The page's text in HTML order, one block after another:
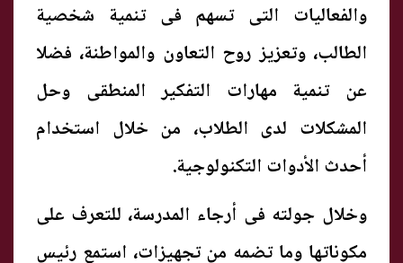
والفعاليات التى تسهم فى تنمية شخصية
الطالب، وتعزيز روح التعاون والمواطنة، فضلا
عن تنمية مهارات التفكير المنطقى وحل
المشكلات لدى الطلاب، من خلال استخدام
أحدث الأدوات التكنولوجية.
وخلال جولته فى أرجاء المدرسة، للتعرف على
مكوناتها وما تضمه من تجهيزات، استمع رئيس